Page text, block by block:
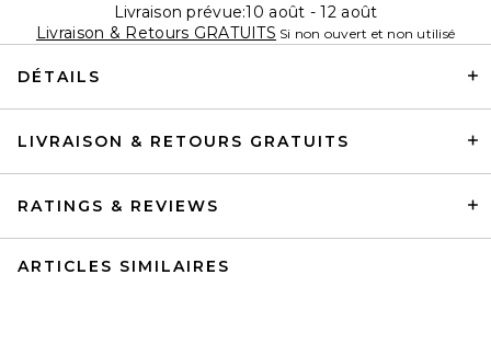
Livraison prévue:10 août - 12 août
Livraison & Retours GRATUITS Si non ouvert et non utilisé
DÉTAILS
LIVRAISON & RETOURS GRATUITS
RATINGS & REVIEWS
ARTICLES SIMILAIRES